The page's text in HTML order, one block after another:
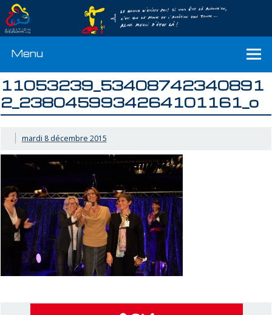
Menu
11053239_53408742340891
2_2380459934264101161_o
mardi 8 décembre 2015